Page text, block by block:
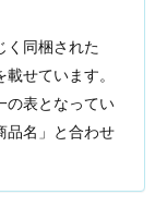
く同梱された
せています。
の表となってい
品名」と合わせ